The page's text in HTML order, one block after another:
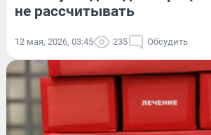
не рассчитывать
12 мая, 2026, 03:45 235 Обсудить